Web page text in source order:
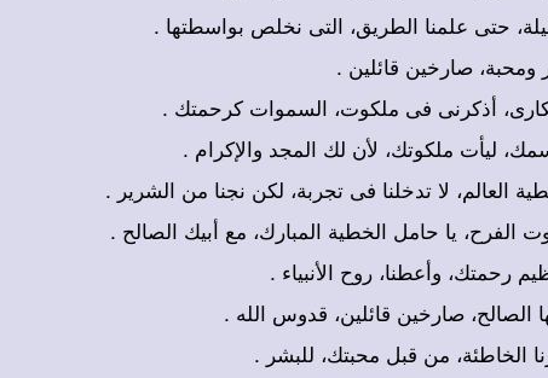
حتى علمنا الطريق، التى نخلص بواسطتها .
صارخين قائلين .
أذكرنى فى ملكوت، السموات كرحمتك .
ليأت ملكوتك، لأن لك المجد والإكرام .
العالم، لا تدخلنا فى تجربة، لكن نجنا من الشرير .
الفرح، يا حامل الخطية المبارك، مع أبيك الصالح .
رحمتك، وأعطنا، روح الأنبياء .
الصالح، صارخين قائلين، قدوس الله .
الخاطئة، من قبل محبتك، للبشر .